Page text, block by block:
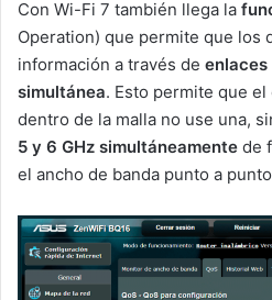
Con Wi-Fi 7 también llega la
Operation) que permite que los
información a través de enlaces
simultánea. Esto permite que
dentro de la malla no use una,
5 y 6 GHz simultáneamente de
el ancho de banda punto a